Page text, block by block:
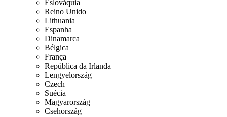
Eslováquia
Reino Unido
Lithuania
Espanha
Dinamarca
Bélgica
França
República da Irlanda
Lengyelország
Czech
Suécia
Magyarország
Csehország